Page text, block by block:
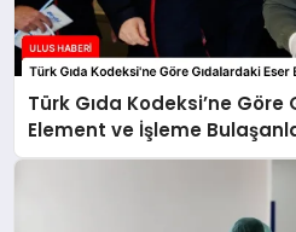
Türk Gıda Kodeksi’ne Göre
Element ve İşleme